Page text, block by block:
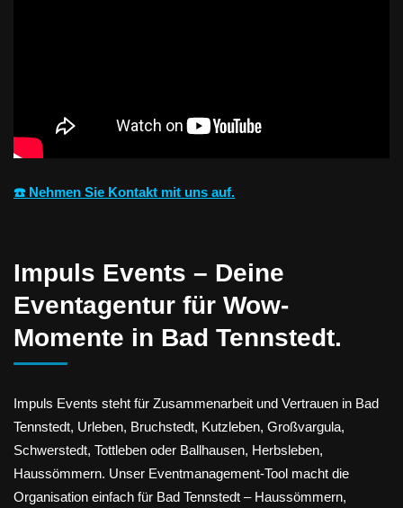
☎️ Nehmen Sie Kontakt mit uns auf.
Impuls Events – Deine
Eventagentur für Wow-
Momente in Bad Tennstedt.
Impuls Events steht für Zusammenarbeit und Vertrauen in Bad
Tennstedt, Urleben, Bruchstedt, Kutzleben, Großvargula,
Schwerstedt, Tottleben oder Ballhausen, Herbsleben,
Haussömmern. Unser Eventmanagement-Tool macht die
Organisation einfach für Bad Tennstedt – Haussömmern,